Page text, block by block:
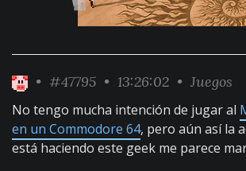
• #47795 • 13:26:02 • Juegos
No tengo mucha intención de jugar al
en un Commodore 64, pero aún así la
está haciendo este geek me parece